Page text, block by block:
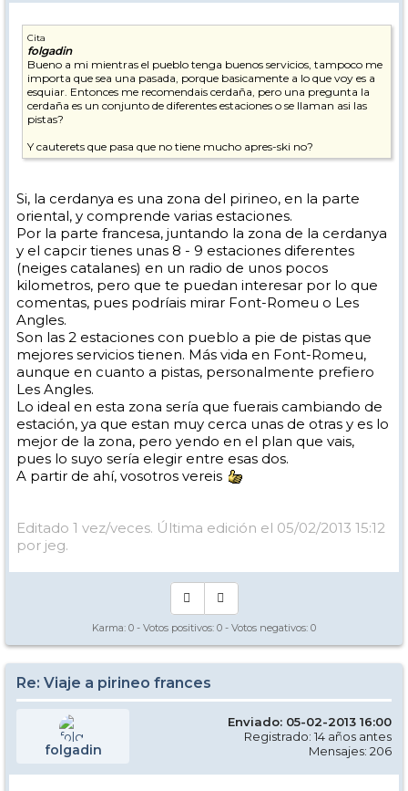
Cita
folgadin
Bueno a mi mientras el pueblo tenga buenos servicios, tampoco me
importa que sea una pasada, porque basicamente a lo que voy es a
esquiar. Entonces me recomendais cerdaña, pero una pregunta la
cerdaña es un conjunto de diferentes estaciones o se llaman asi las
pistas?
Y cauterets que pasa que no tiene mucho apres-ski no?
Si, la cerdanya es una zona del pirineo, en la parte
oriental, y comprende varias estaciones.
Por la parte francesa, juntando la zona de la cerdanya
y el capcir tienes unas 8 - 9 estaciones diferentes
(neiges catalanes) en un radio de unos pocos
kilometros, pero que te puedan interesar por lo que
comentas, pues podríais mirar Font-Romeu o Les
Angles.
Son las 2 estaciones con pueblo a pie de pistas que
mejores servicios tienen. Más vida en Font-Romeu,
aunque en cuanto a pistas, personalmente prefiero
Les Angles.
Lo ideal en esta zona sería que fuerais cambiando de
estación, ya que estan muy cerca unas de otras y es lo
mejor de la zona, pero yendo en el plan que vais,
pues lo suyo sería elegir entre esas dos.
A partir de ahí, vosotros vereis
Editado 1 vez/veces. Última edición el 05/02/2013 15:12
por jeg.
Karma: 0 - Votos positivos: 0 - Votos negativos: 0
Re: Viaje a pirineo frances
folgadin
Enviado: 05-02-2013 16:00
Registrado: 14 años antes
Mensajes: 206